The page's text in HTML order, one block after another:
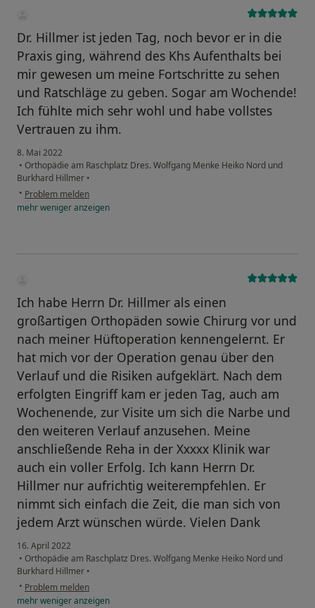
Dr. Hillmer ist jeden Tag, noch bevor er in die
Praxis ging, während des Khs Aufenthalts bei
mir gewesen um meine Fortschritte zu sehen
und Ratschläge zu geben. Sogar am Wochende!
Ich fühlte mich sehr wohl und habe vollstes
Vertrauen zu ihm.
8. Mai 2022
• Orthopädie am Raschplatz Dres. Wolfgang Menke Heiko Nord und
Burkhard Hillmer •
• Problem melden
mehrwenigeranzeigen
Ich habe Herrn Dr. Hillmer als einen
großartigen Orthopäden sowie Chirurg vor und
nach meiner Hüftoperation kennengelernt. Er
hat mich vor der Operation genau über den
Verlauf und die Risiken aufgeklärt. Nach dem
erfolgten Eingriff kam er jeden Tag, auch am
Wochenende, zur Visite um sich die Narbe und
den weiteren Verlauf anzusehen. Meine
anschließende Reha in der Xxxxx Klinik war
auch ein voller Erfolg. Ich kann Herrn Dr.
Hillmer nur aufrichtig weiterempfehlen. Er
nimmt sich einfach die Zeit, die man sich von
jedem Arzt wünschen würde. Vielen Dank
16. April 2022
• Orthopädie am Raschplatz Dres. Wolfgang Menke Heiko Nord und
Burkhard Hillmer •
• Problem melden
mehrwenigeranzeigen